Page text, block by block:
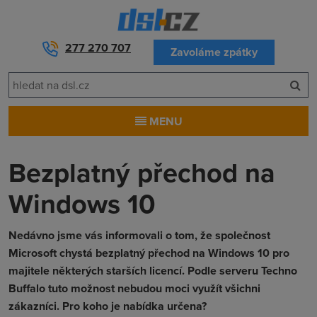
277 270 707 Zavoláme zpátky
MENU
Bezplatný přechod na
Windows 10
Nedávno jsme vás informovali o tom, že společnost
Microsoft chystá bezplatný přechod na Windows 10 pro
majitele některých starších licencí. Podle serveru Techno
Buffalo tuto možnost nebudou moci využít všichni
zákazníci. Pro koho je nabídka určena?